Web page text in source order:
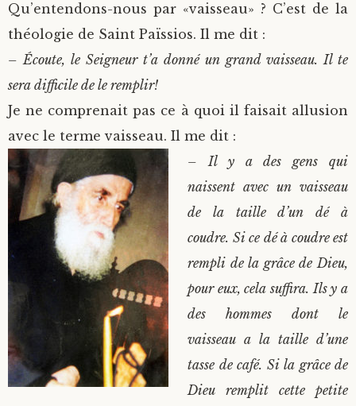
Qu’entendons-nous par «vaisseau» ? C’est de la
théologie de Saint Païssios. Il me dit :
– Écoute, le Seigneur t’a donné un grand vaisseau. Il te
sera difficile de le remplir!
Je ne comprenait pas ce à quoi il faisait allusion
avec le terme vaisseau. Il me dit :
– Il y a des gens qui
naissent avec un vaisseau
de la taille d’un dé à
coudre. Si ce dé à coudre est
rempli de la grâce de Dieu,
pour eux, cela suffira. Ils y a
des hommes dont le
vaisseau a la taille d’une
tasse de café. Si la grâce de
Dieu remplit cette petite